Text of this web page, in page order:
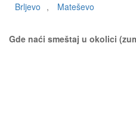
Brljevo , Mateševo
Gde naći smeštaj u okolici